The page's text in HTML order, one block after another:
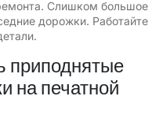
Слишком большое
дорожки. Работайте
приподнятые
на печатной